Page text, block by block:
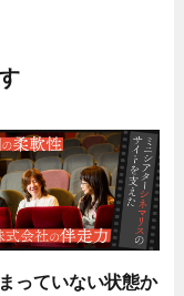
っていない状態か